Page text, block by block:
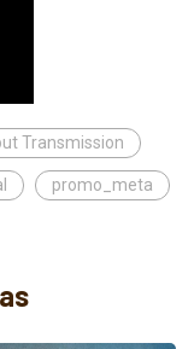
Transmission
promo_meta